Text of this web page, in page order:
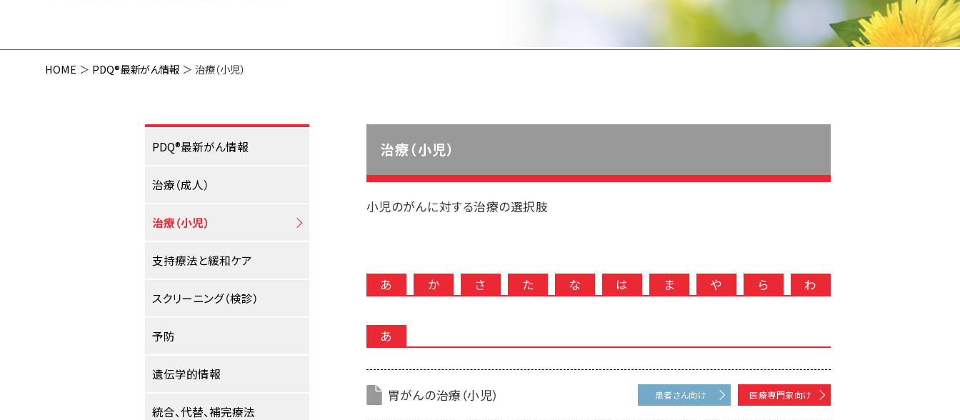
HOME PDQ®最新がん情報 治療（小児）
PDQ®最新がん情報
治療（成人）
治療（小児）
支持療法と緩和ケア
スクリーニング（検診）
予防
遺伝学的情報
統合、代替、補完療法
治療（小児）
小児のがんに対する治療の選択肢
あ か さ た な は ま や ら わ
あ
胃がんの治療（小児） 医療専門家向け
患者さん向け